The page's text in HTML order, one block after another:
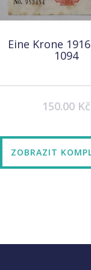
Eine Krone
1094
150.00 Kč
ZOBRAZIT